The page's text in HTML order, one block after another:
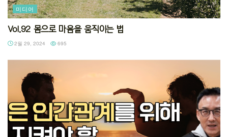
미디어
Vol.92 몸으로 마음을 움직이는 법
2월 29, 2024 695